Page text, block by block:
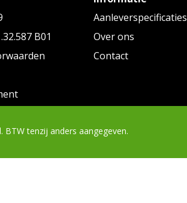
B01
Aanleverspecificaties
Over ons
Contact
BTW tenzij anders aangegeven.